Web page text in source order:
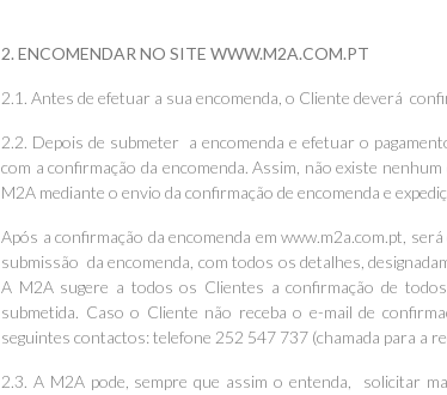
2. ENCOMENDAR NO SITE WWW.M2A.COM.PT
2.1. Antes de efetuar a sua encomenda, o Cliente deverá
2.2. Depois de submeter a encomenda e efetuar o
com a confirmação da encomenda. Assim, não existe
M2A mediante o envio da confirmação de encomenda e
Após a confirmação da encomenda em www.m2a.com.pt,
submissão da encomenda, com todos os detalhes,
A M2A sugere a todos os Clientes a confirmação de
submetida. Caso o Cliente não receba o e-mail de
seguintes contactos: telefone 252 547 737 (chamada para a
2.3. A M2A pode, sempre que assim o entenda, solicitar